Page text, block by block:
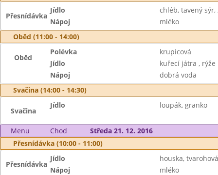
Přesnídávka
Jídlo
chléb, tavený
Nápoj
mléko
Oběd (11:00 - 14:00)
Oběd
Polévka
krupicová
Jídlo
kuřecí játra , rýže
Nápoj
dobrá voda
Svačina (14:00 - 14:30)
Svačina
Jídlo loupák, granko
Menu Chod
Středa 21. 12. 2016
Přesnídávka (10:00 - 11:00)
Přesnídávka
Jídlo
houska,
Nápoj
mléko